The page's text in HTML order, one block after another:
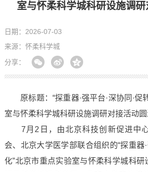
室与怀柔科学城科研设施调
日期：2026-07-03
来源：怀柔科学城
分享：
原标题：“探重器·强平台·深协同·促
室与怀柔科学城科研设施调研对接活动
7月2日，由北京科技创新促进中
会、北京大学医学部联合组织的“探重器
化”北京市重点实验室与怀柔科学城科研